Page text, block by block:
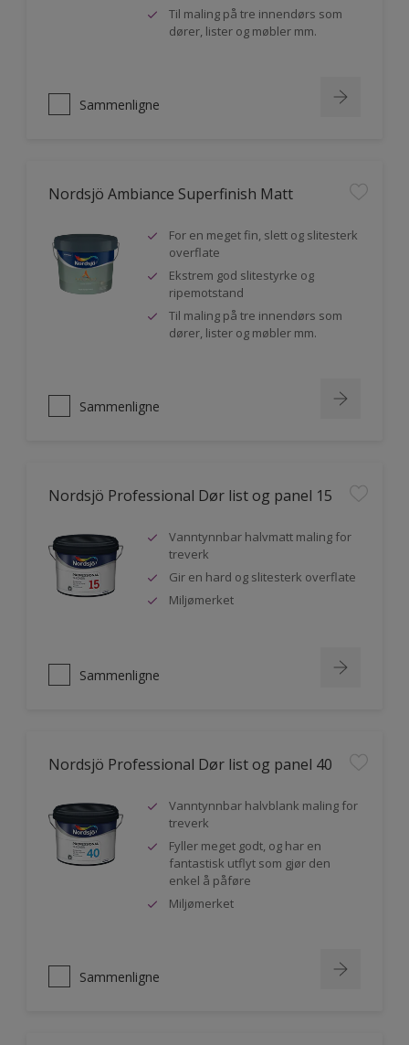
Til maling på tre innendørs som
dører, lister og møbler mm.
Sammenligne
Nordsjö Ambiance Superfinish Matt
For en meget fin, slett og slitesterk
overflate
Ekstrem god slitestyrke og
ripemotstand
Til maling på tre innendørs som
dører, lister og møbler mm.
Sammenligne
Nordsjö Professional Dør list og panel 15
Vanntynnbar halvmatt maling for
treverk
Gir en hard og slitesterk overflate
Miljømerket
Sammenligne
Nordsjö Professional Dør list og panel 40
Vanntynnbar halvblank maling for
treverk
Fyller meget godt, og har en
fantastisk utflyt som gjør den
enkel å påføre
Miljømerket
Sammenligne